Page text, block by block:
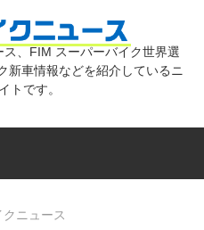
気
、FIM スーパーバイク世界選
新車情報などを紹介しているニ
トです。
ニュース